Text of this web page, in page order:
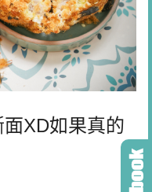
XD如果真的